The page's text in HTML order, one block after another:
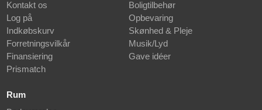
Kontakt os
Log på
Indkøbskurv
Forretningsvilkår
Finansiering
Prismatch
Boligtilbehør
Opbevaring
Skønhed & Pleje
Musik/Lyd
Gave idéer
Rum